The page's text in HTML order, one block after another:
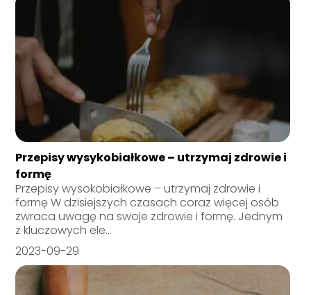
Przepisy wysykobiałkowe – utrzymaj zdrowie i
formę
Przepisy wysokobiałkowe – utrzymaj zdrowie i
formę W dzisiejszych czasach coraz więcej osób
zwraca uwagę na swoje zdrowie i formę. Jednym
z kluczowych ele...
2023-09-29